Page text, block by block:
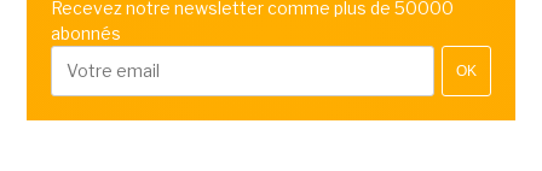
Recevez notre newsletter comme plus de 50000
abonnés
OK